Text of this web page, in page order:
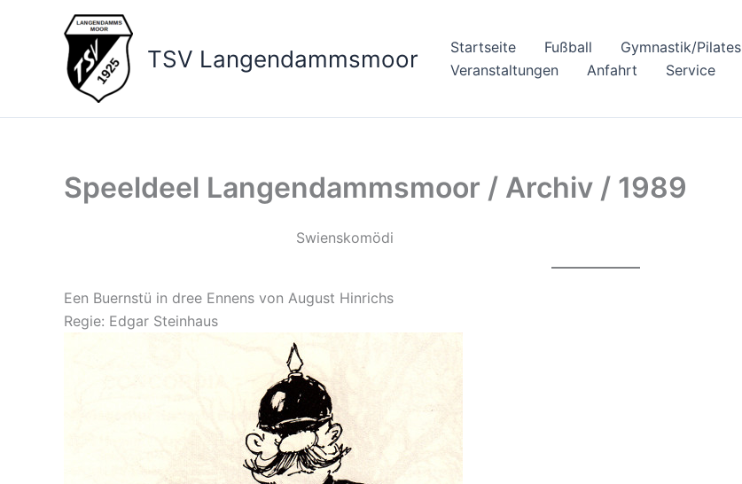
TSV Langendammsmoor Startseite Fußball Gymnastik/Pilates
Veranstaltungen
Anfahrt Service
Speeldeel Langendammsmoor / Archiv / 1989
Swienskomödi
Een Buernstü in dree Ennens von August Hinrichs
Regie: Edgar Steinhaus